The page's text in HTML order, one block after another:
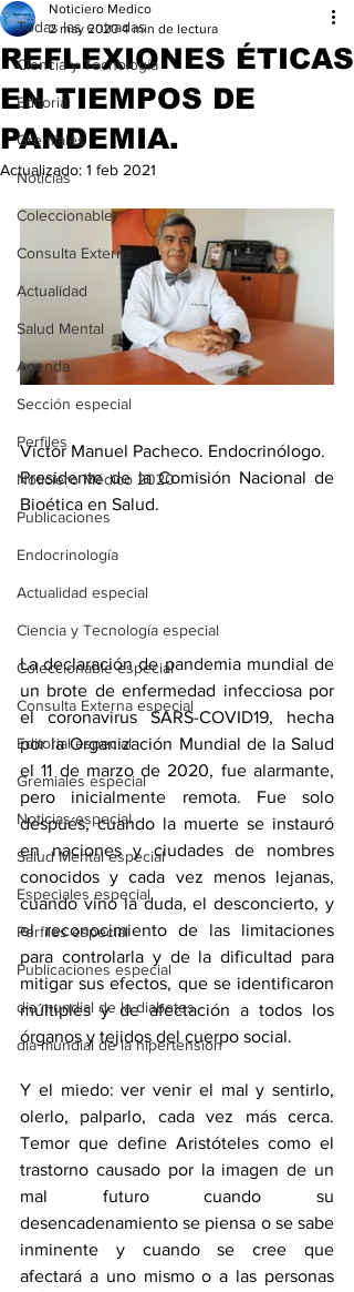
Todas las entradas
Ciencia y Tecnología
Editorial
Gremiales
Noticias
Coleccionable
Consulta Externa
Actualidad
Salud Mental
Agenda
Sección especial
Perfiles
Noticiero Médico 2020
Publicaciones
Endocrinología
Actualidad especial
Ciencia y Tecnología especial
Coleccionable especial
Consulta Externa especial
Editorial especial
Gremiales especial
Noticias especial
Salud Mental especial
Especiales especial
Perfiles especial
Publicaciones especial
dia mundial de la diabetes
dia mundial de la hipertension
REFLEXIONES ÉTICAS
EN TIEMPOS DE
PANDEMIA.
Noticiero Medico
2 may 2020 4 min de lectura
Actualizado: 1 feb 2021
Víctor Manuel Pacheco. Endocrinólogo.
Presidente de la Comisión Nacional de
Bioética en Salud.
La declaración de pandemia mundial de
un brote de enfermedad infecciosa por
el coronavirus SARS-COVID19, hecha
por la Organización Mundial de la Salud
el 11 de marzo de 2020, fue alarmante,
pero inicialmente remota. Fue solo
después, cuando la muerte se instauró
en naciones y ciudades de nombres
conocidos y cada vez menos lejanas,
cuando vino la duda, el desconcierto, y
el reconocimiento de las limitaciones
para controlarla y de la dificultad para
mitigar sus efectos, que se identificaron
múltiples y de afectación a todos los
órganos y tejidos del cuerpo social.
Y el miedo: ver venir el mal y sentirlo,
olerlo, palparlo, cada vez más cerca.
Temor que define Aristóteles como el
trastorno causado por la imagen de un
mal futuro cuando su
desencadenamiento se piensa o se sabe
inminente y cuando se cree que
afectará a uno mismo o a las personas